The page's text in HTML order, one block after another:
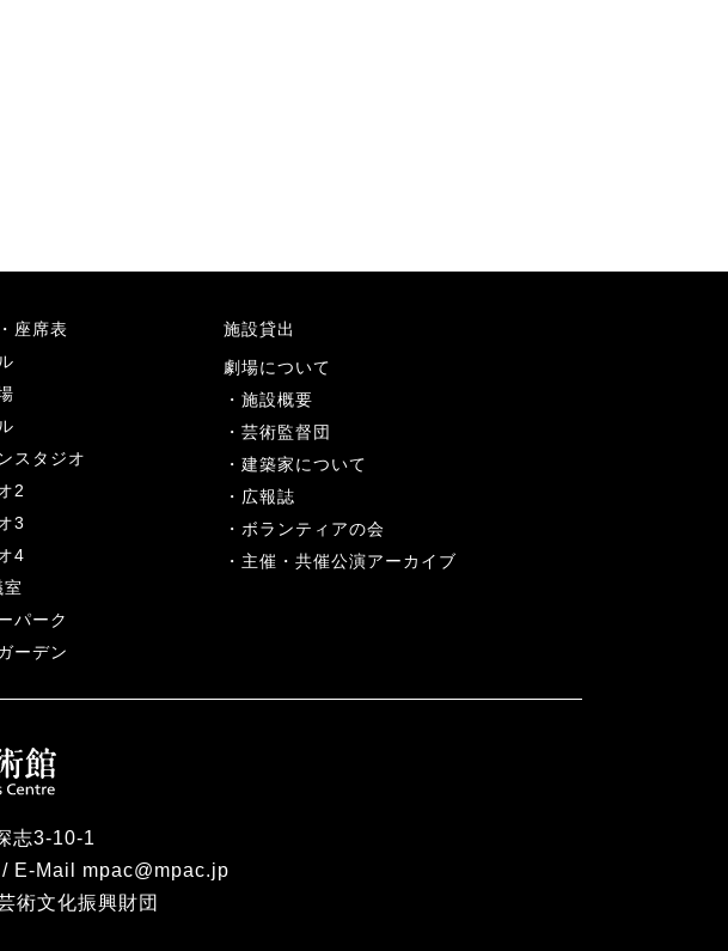
座席表
スタジオ
2
3
4
パーク
ーデン
施設貸出
劇場について
施設概要
芸術監督団
建築家について
広報誌
ボランティアの会
主催・共催公演アーカイブ
志3-10-1
E-Mail mpac@mpac.jp
術文化振興財団